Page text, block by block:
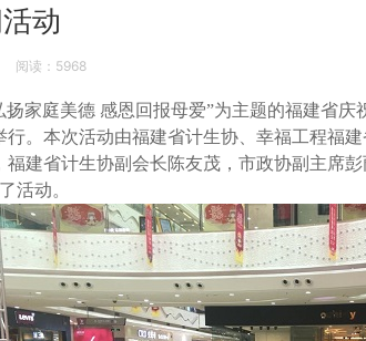
动
阅读： 5968
扬家庭美德 感恩回报母爱”为主题的福建省
行。本次活动由福建省计生协、幸福工程福
福建省计生协副会长陈友茂，市政协副主席
活动。